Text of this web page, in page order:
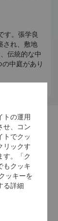
す。張学良
され、敷地
伝統的な中
中庭があり
トの運用
せ、コン
トでクッ
リックす
す。「ク
もクッキ
ッキーを
る詳細